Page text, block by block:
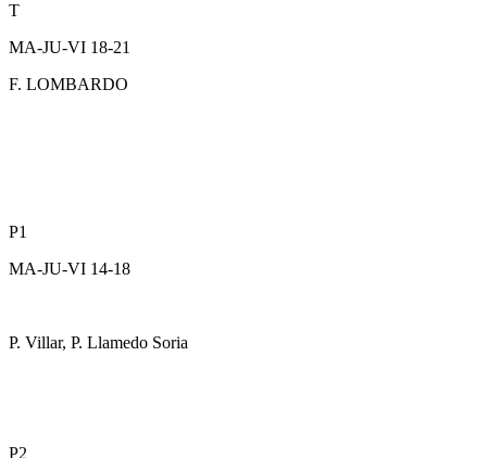
T
MA-JU-VI 18-21
F. LOMBARDO
P1
MA-JU-VI 14-18
P. Villar, P. Llamedo Soria
P2